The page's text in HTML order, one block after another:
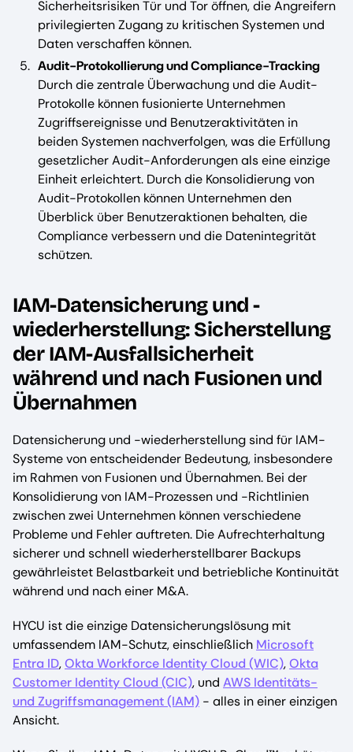
Sicherheitsrisiken Tür und Tor öffnen, die Angreifern
privilegierten Zugang zu kritischen Systemen und
Daten verschaffen können.
Audit-Protokollierung und Compliance-Tracking
Durch die zentrale Überwachung und die Audit-
Protokolle können fusionierte Unternehmen
Zugriffsereignisse und Benutzeraktivitäten in
beiden Systemen nachverfolgen, was die Erfüllung
gesetzlicher Audit-Anforderungen als eine einzige
Einheit erleichtert. Durch die Konsolidierung von
Audit-Protokollen können Unternehmen den
Überblick über Benutzeraktionen behalten, die
Compliance verbessern und die Datenintegrität
schützen.
IAM-Datensicherung und -
wiederherstellung: Sicherstellung
der IAM-Ausfallsicherheit
während und nach Fusionen und
Übernahmen
Datensicherung und -wiederherstellung sind für IAM-
Systeme von entscheidender Bedeutung, insbesondere
im Rahmen von Fusionen und Übernahmen. Bei der
Konsolidierung von IAM-Prozessen und -Richtlinien
zwischen zwei Unternehmen können verschiedene
Probleme und Fehler auftreten. Die Aufrechterhaltung
sicherer und schnell wiederherstellbarer Backups
gewährleistet Belastbarkeit und betriebliche Kontinuität
während und nach einer M&A.
HYCU ist die einzige Datensicherungslösung mit
umfassendem IAM-Schutz, einschließlich Microsoft
Entra ID,Okta Workforce Identity Cloud (WIC),Okta
Customer Identity Cloud (CIC), und AWS Identitäts-
und Zugriffsmanagement (IAM) - alles in einer einzigen
Ansicht.